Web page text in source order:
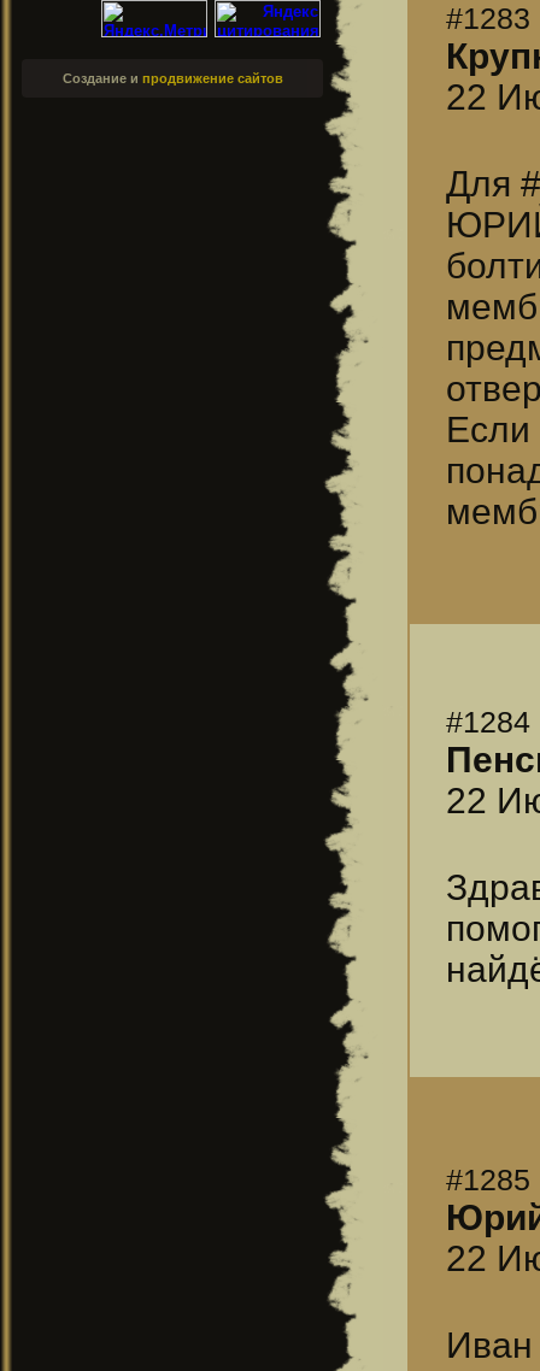
Создание и продвижение сайтов
#1283
22
Для
#1284
22
#1285
22